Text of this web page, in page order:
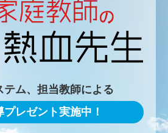
テム、担当教師による
プレゼント実施中！